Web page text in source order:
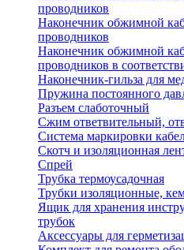
проводников
Наконечник обжимной
проводников
Наконечник обжимной
проводников в
Наконечник-гильза для
Пружина постоянного
Разъем слаботочный
Сжим ответвительный,
Система маркировки
Скотч и изоляционная
Спрей
Трубка термоусадочная
Трубки изоляционные,
Ящик для хранения
трубок
Аксессуары для